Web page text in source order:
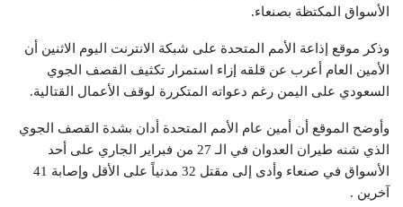
الأسواق المكتظة بصنعاء.
وذكر موقع إذاعة الأمم المتحدة على شبكة الانترنت اليوم الاثنين أن
الأمين العام أعرب عن قلقه إزاء استمرار تكثيف القصف الجوي
السعودي على اليمن رغم دعواته المتكررة لوقف الأعمال القتالية.
وأوضح الموقع أن أمين عام الأمم المتحدة أدان بشدة القصف الجوي
الذي شنه طيران العدوان في الـ 27 من فبراير الجاري على أحد
الأسواق في صنعاء وأدى إلى مقتل 32 مدنياً على الأقل وإصابة 41
آخرين .